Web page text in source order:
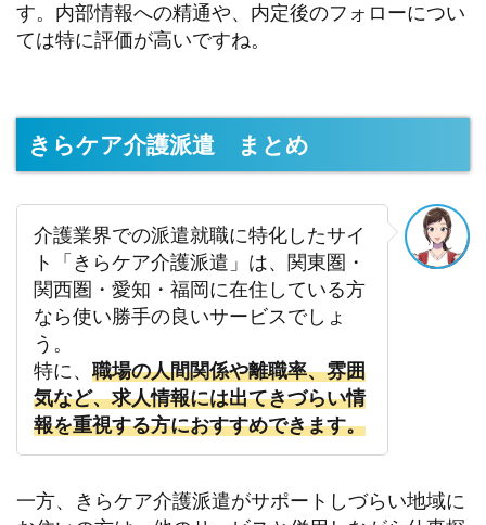
す。内部情報への精通や、内定後のフォローについ
ては特に評価が高いですね。
きらケア介護派遣 まとめ
介護業界での派遣就職に特化したサイ
ト「きらケア介護派遣」は、関東圏・
関西圏・愛知・福岡に在住している方
なら使い勝手の良いサービスでしょ
う。
特に、 職場の人間関係や離職率、雰囲
気など、求人情報には出てきづらい情
報を重視する方におすすめできます。
一方、きらケア介護派遣がサポートしづらい地域に